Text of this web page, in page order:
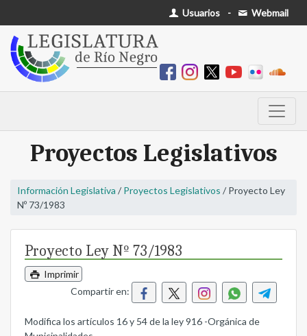
Usuarios - Webmail
Proyectos Legislativos
Información Legislativa / Proyectos Legislativos / Proyecto Ley
Nº 73/1983
Proyecto Ley Nº 73/1983
Imprimir
Compartir en:
Modifica los artículos 16 y 54 de la ley 916 -Orgánica de